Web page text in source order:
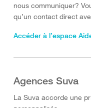
nous communiquer?
qu’un contact direct
Accéder à l’espace
Agences Suva
La Suva accorde une